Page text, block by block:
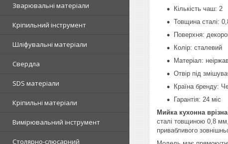
Зварювальні матеріали
Кріпильний інструмент
Шліфувальні матеріали
Свердла
SDS матеріали
Кріпильні матеріали
Вимірювальний інструмент
Столярно-слюсарний
Кількість чаш: 2
Товщина сталі:
Поверхня:
Колір: сталевий
Матеріал:
Отвір під
Країна бренду:
Гарантія: 24 міс
Мийка кухонна
сталі товщиною 0,8 мм,
привабливого